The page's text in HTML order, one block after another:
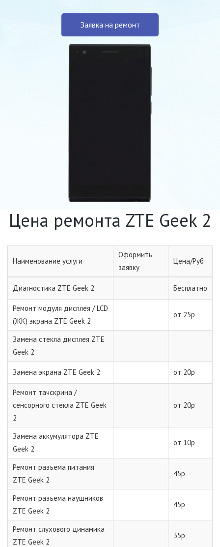
Заявка на ремонт
Цена ремонта ZTE Geek 2
Наименование услуги
Оформить
заявку
Цена/Руб
Диагностика ZTE Geek 2 Бесплатно
Ремонт модуля дисплея / LCD
(ЖК) экрана ZTE Geek 2
от 25р
Замена стекла дисплея ZTE
Geek 2
Замена экрана ZTE Geek 2 от 20р
Ремонт тачскрина /
сенсорного стекла ZTE Geek
2
от 20р
Замена аккумулятора ZTE
Geek 2
от 10р
Ремонт разъема питания
ZTE Geek 2
45р
Ремонт разъема наушников
ZTE Geek 2
45р
Ремонт слухового динамика
ZTE Geek 2
35р